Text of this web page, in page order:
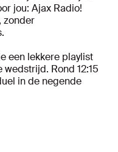
jou: Ajax Radio!
zonder
een lekkere playlist
Rond 12:15
in de negende